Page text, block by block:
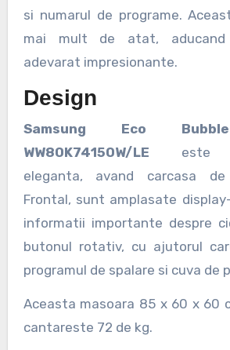
si numarul de programe.
mai mult de atat, aducand
adevarat impresionante.
Design
Samsung Eco
WW80K7415OW/LE este
eleganta, avand carcasa
Frontal, sunt amplasate
informatii importante despre
butonul rotativ, cu ajutorul
programul de spalare si cuva de
Aceasta masoara 85 x 60 x 60
cantareste 72 de kg.